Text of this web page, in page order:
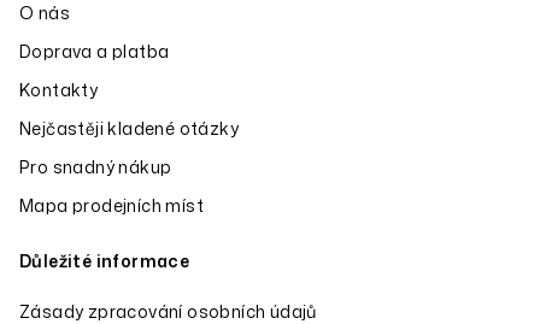
O nás
Doprava a platba
Kontakty
Nejčastěji kladené otázky
Pro snadný nákup
Mapa prodejních míst
Důležité informace
Zásady zpracování osobních údajů